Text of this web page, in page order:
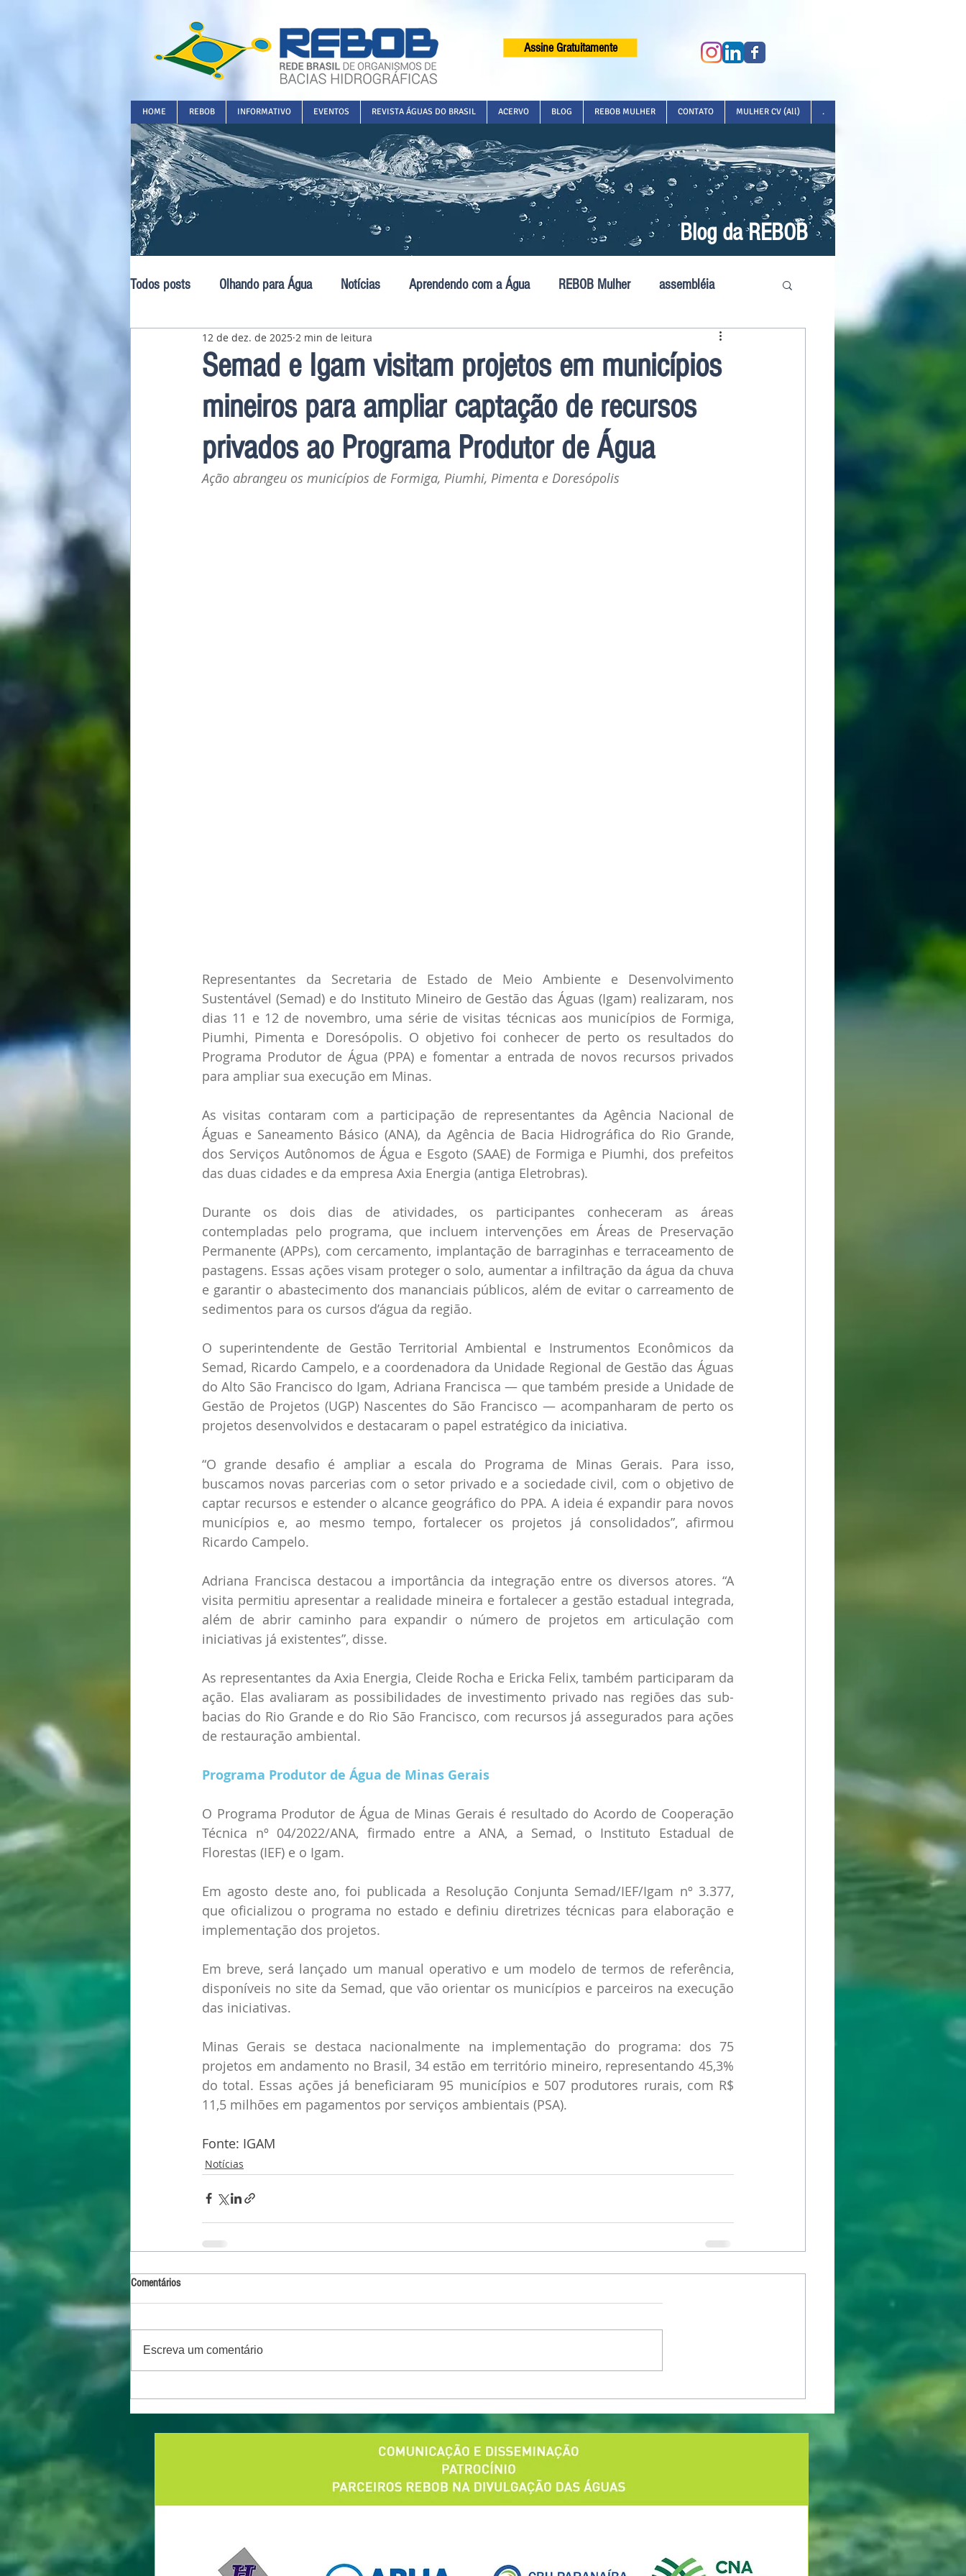
Assine Gratuitamente
HOME REBOB INFORMATIVO EVENTOS REVISTA ÁGUAS DO BRASIL ACERVO BLOG REBOB MULHER CONTATO MULHER CV (All) .
Blog da REBOB
Todos posts Olhando para Água Notícias Aprendendo com a Água REBOB Mulher assembléia
Pavilhão Latino-Americano
Semad e Igam visitam projetos em municípios
mineiros para ampliar captação de recursos
privados ao Programa Produtor de Água
12 de dez. de 2025 2 min de leitura
Ação abrangeu os municípios de Formiga, Piumhi, Pimenta e Doresópolis
Representantes da Secretaria de Estado de Meio Ambiente e Desenvolvimento
Sustentável (Semad) e do Instituto Mineiro de Gestão das Águas (Igam) realizaram, nos
dias 11 e 12 de novembro, uma série de visitas técnicas aos municípios de Formiga,
Piumhi, Pimenta e Doresópolis. O objetivo foi conhecer de perto os resultados do
Programa Produtor de Água (PPA) e fomentar a entrada de novos recursos privados
para ampliar sua execução em Minas.
As visitas contaram com a participação de representantes da Agência Nacional de
Águas e Saneamento Básico (ANA), da Agência de Bacia Hidrográfica do Rio Grande,
dos Serviços Autônomos de Água e Esgoto (SAAE) de Formiga e Piumhi, dos prefeitos
das duas cidades e da empresa Axia Energia (antiga Eletrobras).
Durante os dois dias de atividades, os participantes conheceram as áreas
contempladas pelo programa, que incluem intervenções em Áreas de Preservação
Permanente (APPs), com cercamento, implantação de barraginhas e terraceamento de
pastagens. Essas ações visam proteger o solo, aumentar a infiltração da água da chuva
e garantir o abastecimento dos mananciais públicos, além de evitar o carreamento de
sedimentos para os cursos d’água da região.
O superintendente de Gestão Territorial Ambiental e Instrumentos Econômicos da
Semad, Ricardo Campelo, e a coordenadora da Unidade Regional de Gestão das Águas
do Alto São Francisco do Igam, Adriana Francisca — que também preside a Unidade de
Gestão de Projetos (UGP) Nascentes do São Francisco — acompanharam de perto os
projetos desenvolvidos e destacaram o papel estratégico da iniciativa.
“O grande desafio é ampliar a escala do Programa de Minas Gerais. Para isso,
buscamos novas parcerias com o setor privado e a sociedade civil, com o objetivo de
captar recursos e estender o alcance geográfico do PPA. A ideia é expandir para novos
municípios e, ao mesmo tempo, fortalecer os projetos já consolidados”, afirmou
Ricardo Campelo.
Adriana Francisca destacou a importância da integração entre os diversos atores. “A
visita permitiu apresentar a realidade mineira e fortalecer a gestão estadual integrada,
além de abrir caminho para expandir o número de projetos em articulação com
iniciativas já existentes”, disse.
As representantes da Axia Energia, Cleide Rocha e Ericka Felix, também participaram da
ação. Elas avaliaram as possibilidades de investimento privado nas regiões das sub-
bacias do Rio Grande e do Rio São Francisco, com recursos já assegurados para ações
de restauração ambiental.
Programa Produtor de Água de Minas Gerais
O Programa Produtor de Água de Minas Gerais é resultado do Acordo de Cooperação
Técnica nº 04/2022/ANA, firmado entre a ANA, a Semad, o Instituto Estadual de
Florestas (IEF) e o Igam.
Em agosto deste ano, foi publicada a Resolução Conjunta Semad/IEF/Igam nº 3.377,
que oficializou o programa no estado e definiu diretrizes técnicas para elaboração e
implementação dos projetos.
Em breve, será lançado um manual operativo e um modelo de termos de referência,
disponíveis no site da Semad, que vão orientar os municípios e parceiros na execução
das iniciativas.
Minas Gerais se destaca nacionalmente na implementação do programa: dos 75
projetos em andamento no Brasil, 34 estão em território mineiro, representando 45,3%
do total. Essas ações já beneficiaram 95 municípios e 507 produtores rurais, com R$
11,5 milhões em pagamentos por serviços ambientais (PSA).
Fonte: IGAM
Notícias
Comentários
Escreva um comentário